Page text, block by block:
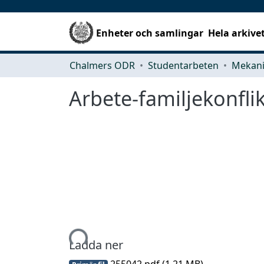
Enheter och samlingar Hela
Chalmers ODR Studentarbeten
Arbete-
Hämtar...Ladda ner